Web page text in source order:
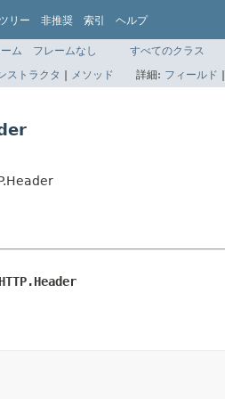
リー 非推奨 索引 ヘルプ
ム フレームなし
すべてのクラス
ストラクタ | メソッド 詳細: フィールド |